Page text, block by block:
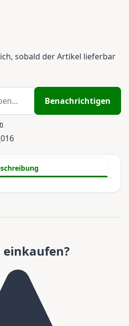
sobald der Artikel lieferbar
Benachrichtigen